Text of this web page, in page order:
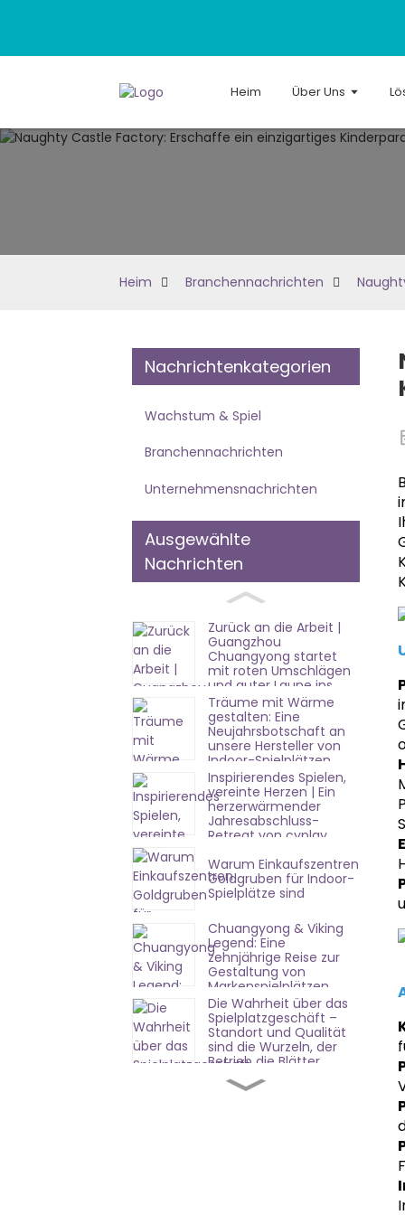
Heim Über Uns
Heim Branchennachrichten
Nachrichtenkategorien
Wachstum & Spiel
Branchennachrichten
Unternehmensnachrichten
Ausgewählte
Nachrichten
Zurück an die Arbeit |
Guangzhou
Chuangyong startet
mit roten Umschlägen
und guter Laune ins
neue Jahr!
Träume mit Wärme
gestalten: Eine
Neujahrsbotschaft an
unsere Hersteller von
Indoor-Spielplätzen
Inspirierendes Spielen,
vereinte Herzen | Ein
herzerwärmender
Jahresabschluss-
Retreat von cyplay
Factory
Warum Einkaufszentren
Goldgruben für Indoor-
Spielplätze sind
Chuangyong & Viking
Legend: Eine
zehnjährige Reise zur
Gestaltung von
Markenspielplätzen
Die Wahrheit über das
Spielplatzgeschäft –
Standort und Qualität
sind die Wurzeln, der
Betrieb die Blätter.
Erfolgreiche Eröffnung
in Shandong |